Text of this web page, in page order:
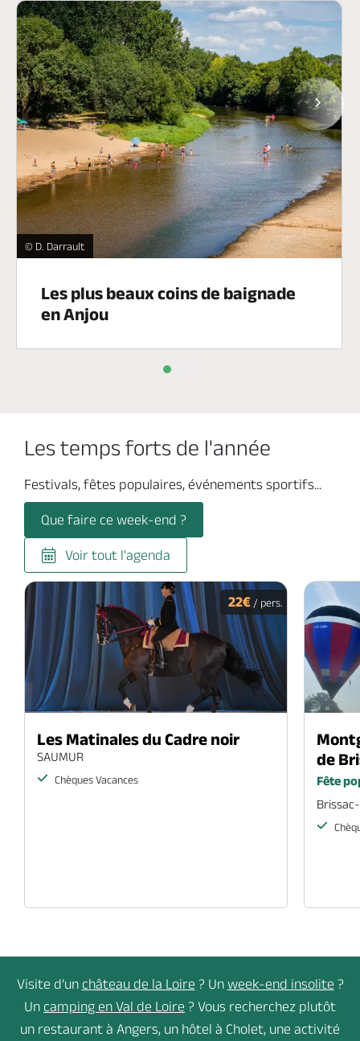
Baignade dans le Louet à Rochefort sur Loire -
© D. Darrault
Les plus beaux coins de baignade
en Anjou
Les temps forts de l'année
Festivals, fêtes populaires, événements sportifs...
Que faire ce week-end ?
Voir tout l'agenda
22€ / pers.
Les Matinales du Cadre noir
SAUMUR
Chèques Vacances
de
Fête
Brissac-
Visite d’un château de la Loire ? Un week-end insolite ?
Un camping en Val de Loire ? Vous recherchez plutôt
un restaurant à Angers, un hôtel à Cholet, une activité